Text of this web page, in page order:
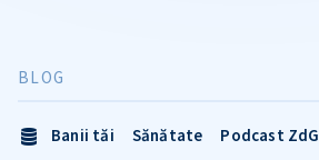
BLOG
Banii tăi Sănătate Podcast ZdG